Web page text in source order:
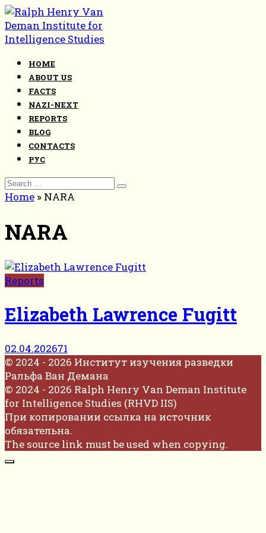
Skip
to
content
HOME
ABOUT US
FACTS
NAZI-NEXT
REPORTS
BLOG
CONTACTS
РУС
Search
for:
Home » NARA
NARA
Reports
Elizabeth Lawrence Fugitt
02.04.202671
© 2024 - 2026 Институт изучения разведки
Ральфа Ван Демана
© 2024 - 2026 Ralph Henry Van Deman Institute
for Intelligence Studies (RHVD IIS)
При копировании ссылка на источник
обязательна.
The source link must be used when copying.